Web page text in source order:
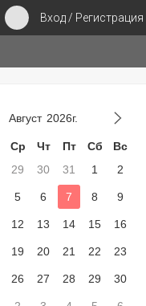
Вход / Регистрация
Август 2026г.
Ср Чт Пт Сб
Вс
29 30 31 1 2
5 6 7 8 9
12 13 14 15 16
19 20 21 22 23
26 27 28 29 30